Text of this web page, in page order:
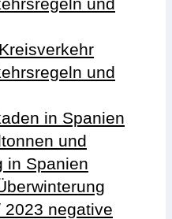
Kreisverkehr
und
in Spanien
und
in Spanien
2023 negative